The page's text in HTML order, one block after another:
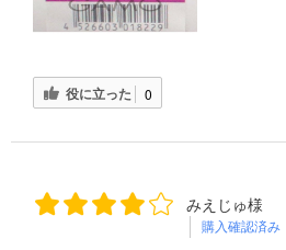
役に立った 0
みえじゅ様
購入確認済み